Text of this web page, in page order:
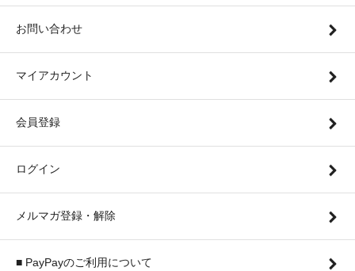
お問い合わせ
マイアカウント
会員登録
ログイン
メルマガ登録・解除
■ PayPayのご利用について